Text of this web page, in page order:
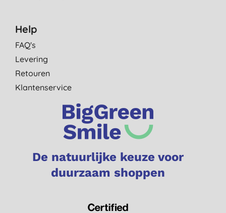
Help
FAQ's
Levering
Retouren
Klantenservice
De natuurlijke keuze voor
duurzaam shoppen